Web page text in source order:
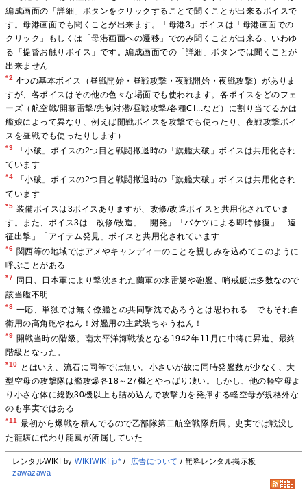
編成画面の「詳細」ボタンをクリックすることで聞くことが出来るボイスで
す。母港画面でも聞くことが出来ます。「母港3」ボイスは「母港画面での
クリック」もしくは「母港画面への遷移」でのみ聞くことが出来る、いわゆ
る「提督お触りボイス」です。編成画面での「詳細」ボタンでは聞くことが
出来ません
*2 4つの基本ボイス（昼戦開始・昼戦攻撃・夜戦開始・夜戦攻撃）がありま
すが、各ボイスはその他の色々な場面でも使われます。各ボイスをどのフェ
ーズ（航空戦/開幕雷撃/先制対潜/昼戦攻撃/各種CI...など）に割り当てるかは
艦娘によって異なり、例えば開戦ボイスを攻撃でも使ったり、夜戦攻撃ボイ
スを昼戦でも使ったりします）
*3
「小破」ボイスの2つ目と戦闘撤退時の「旗艦大破」ボイスは共用化され
ています
*4
「小破」ボイスの2つ目と戦闘撤退時の「旗艦大破」ボイスは共用化され
ています
*5 装備ボイスは3ボイスありますが、改修/改造ボイスと共用化されていま
す。また、ボイス3は「改修/改造」「開発」「バケツによる即時修復」「遠
征出撃」「アイテム発見」ボイスと共用化されています
*6 関西等の地域ではアメやキャンディーのことを親しみを込めてこのように
呼ぶことがある
*7
同日、日本軍により撃沈された蘭軍の水雷艇や砲艦、哨戒艇は多数なので
該当艦不明
*8 一応、単独では無く僚艦との共同撃沈であろうとは思われる…でもそれ自
衛用の高角砲やねん！対艦用の主武装ちゃうねん！
*9 開戦当時の階級。南太平洋海戦後となる1942年11月に中将に昇進、最終
階級となった。
*10
とはいえ、流石に同等では無い。小さいが故に同時発艦数が少なく、大
型空母の攻撃隊は艦攻爆各18～27機とやっぱり凄い。しかし、他の軽空母よ
り小さな体に総数30機以上も詰め込んで攻撃力を発揮する軽空母が規格外な
のも事実ではある
*11 最初から爆戦を積んでるので乙部隊第二航空戦隊所属。史実では戦没し
た龍驤に代わり龍鳳が所属していた
レンタルWIKI byWIKIWIKI.jp* / 広告について / 無料レンタル掲示板
zawazawa